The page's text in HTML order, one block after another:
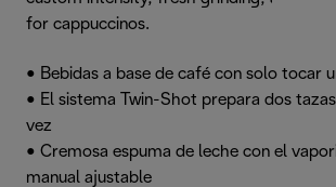
for cappuccinos.
• Bebidas a base de café con solo tocar
• El sistema Twin-Shot prepara dos
vez
• Cremosa espuma de leche con el
manual ajustable